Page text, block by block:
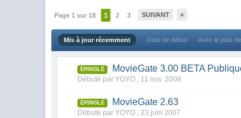
Page 1 sur 18 1 2 3 SUIVANT »
Mis à jour récemment Date de début Avec le plus
ÉPINGLÉ MovieGate 3.00 BETA
Débuté par YOYO , 11 nov. 2008
ÉPINGLÉ MovieGate 2.63
Débuté par YOYO ,23 juin 2007